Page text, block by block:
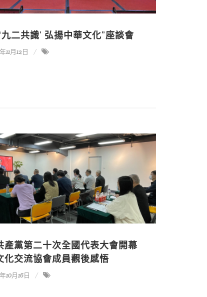
九二共識’ 弘揚中華文化”座談會
11月12日
產黨第二十次全國代表大會開幕
化交流協會成員觀後感悟
10月16日